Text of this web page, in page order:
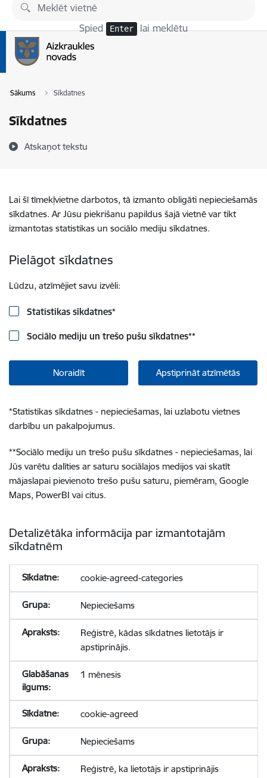
Pāriet uz lapas saturu
Spied Enter lai meklētu
Sākums Sīkdatnes
Sīkdatnes
Atskaņot tekstu
Lai šī tīmekļvietne darbotos, tā izmanto obligāti nepieciešamās
sīkdatnes. Ar Jūsu piekrišanu papildus šajā vietnē var tikt
izmantotas statistikas un sociālo mediju sīkdatnes.
Pielāgot sīkdatnes
Lūdzu, atzīmējiet savu izvēli:
Statistikas sīkdatnes*
Sociālo mediju un trešo pušu sīkdatnes**
Noraidīt Apstiprināt atzīmētās
*Statistikas sīkdatnes - nepieciešamas, lai uzlabotu vietnes
darbību un pakalpojumus.
**Sociālo mediju un trešo pušu sīkdatnes - nepieciešamas, lai
Jūs varētu dalīties ar saturu sociālajos medijos vai skatīt
mājaslapai pievienoto trešo pušu saturu, piemēram, Google
Maps, PowerBI vai citus.
Detalizētāka informācija par izmantotajām
sīkdatnēm
cookie-agreed-categories
Nepieciešams
Reģistrē, kādas sīkdatnes lietotājs ir
apstiprinājis.
1 mēnesis
cookie-agreed
Nepieciešams
Reģistrē, ka lietotājs ir apstiprinājis